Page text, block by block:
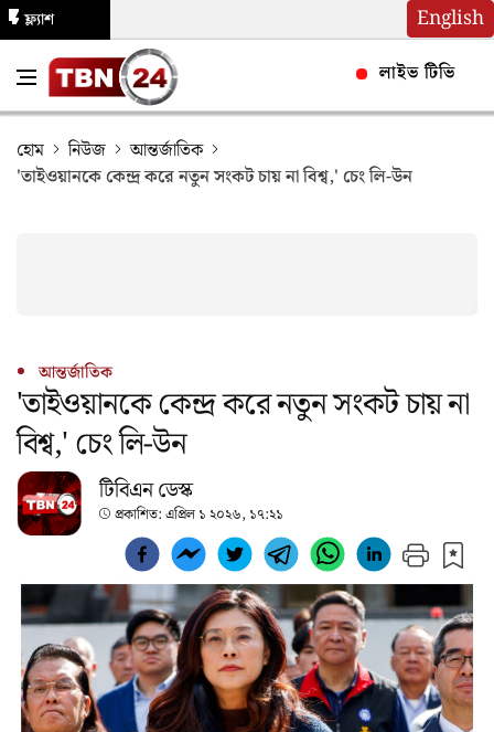
English
ফ্ল্যাশ
লাইভ টিভি
হোম নিউজ
আন্তর্জাতিক
'তাইওয়ানকে কেন্দ্র করে নতুন সংকট চায় না বিশ্ব,' চেং লি-উন
আন্তর্জাতিক
'তাইওয়ানকে কেন্দ্র করে নতুন সংকট চায় না
বিশ্ব,' চেং লি-উন
টিবিএন ডেস্ক
প্রকাশিত: এপ্রিল ১ ২০২৬, ১৭:২১